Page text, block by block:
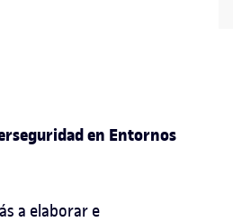
en Entornos
a elaborar e